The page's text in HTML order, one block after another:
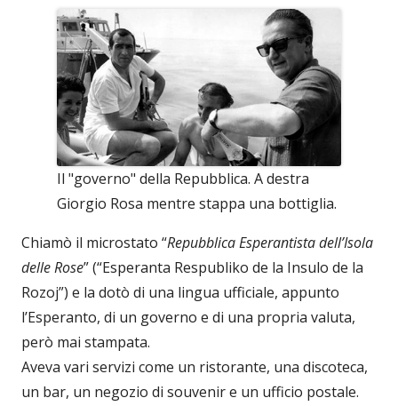
Il "governo" della Repubblica. A destra
Giorgio Rosa mentre stappa una bottiglia.
Chiamò il microstato “Repubblica Esperantista dell’Isola
delle Rose” (“Esperanta Respubliko de la Insulo de la
Rozoj”) e la dotò di una lingua ufficiale, appunto
l’Esperanto, di un governo e di una propria valuta,
però mai stampata.
Aveva vari servizi come un ristorante, una discoteca,
un bar, un negozio di souvenir e un ufficio postale.